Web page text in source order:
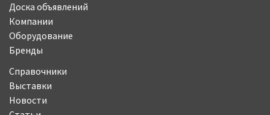
Доска объявлений
Компании
Оборудование
Бренды
Справочники
Выставки
Новости